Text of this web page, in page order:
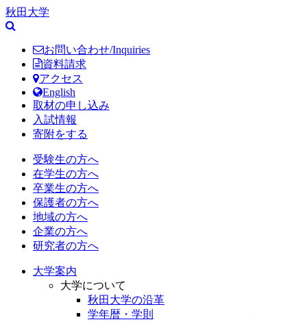
秋田大学
お問い合わせ/Inquiries
資料請求
アクセス
English
取材の申し込み
入試情報
寄附をする
受験生の方へ
在学生の方へ
卒業生の方へ
保護者の方へ
地域の方へ
企業の方へ
研究者の方へ
大学案内
大学について
秋田大学の沿革
学年暦・学則